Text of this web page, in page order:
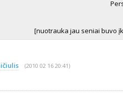
[nuotrauka jau seniai buvo
(2010 02 16 20:41)